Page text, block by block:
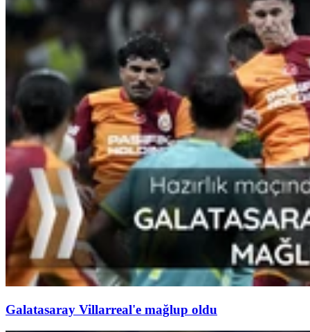
Galatasaray Villarreal'e mağlup oldu